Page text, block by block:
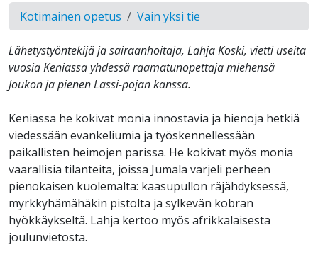
Kotimainen opetus Vain yksi tie
Lähetystyöntekijä ja sairaanhoitaja, Lahja Koski, vietti useita
vuosia Keniassa yhdessä raamatunopettaja miehensä
Joukon ja pienen Lassi-pojan kanssa.
Keniassa he kokivat monia innostavia ja hienoja hetkiä
viedessään evankeliumia ja työskennellessään
paikallisten heimojen parissa. He kokivat myös monia
vaarallisia tilanteita, joissa Jumala varjeli perheen
pienokaisen kuolemalta: kaasupullon räjähdyksessä,
myrkkyhämähäkin pistolta ja sylkevän kobran
hyökkäykseltä. Lahja kertoo myös afrikkalaisesta
joulunvietosta.